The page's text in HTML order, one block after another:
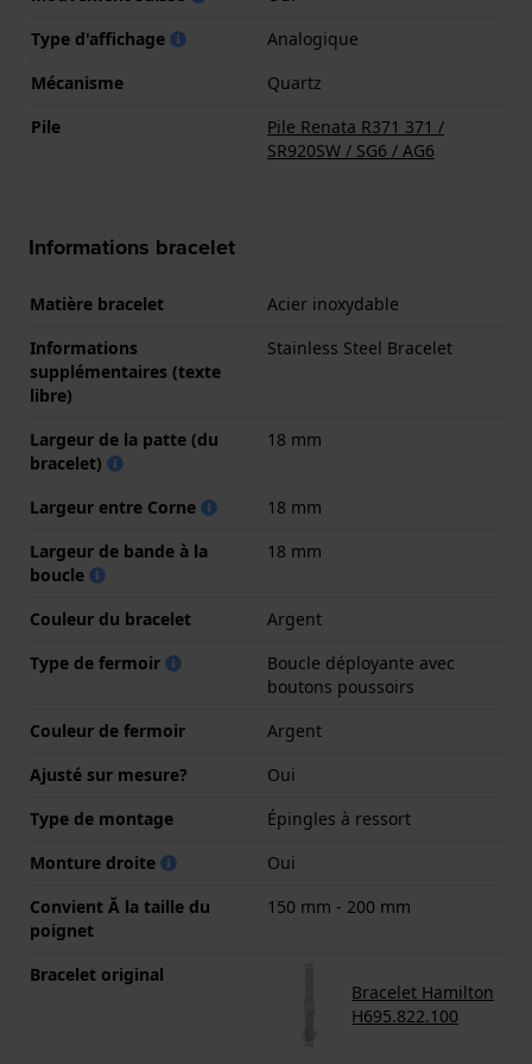
Type d'affichage
Analogique
Mécanisme
Quartz
Pile
Pile Renata R371 371 /
SR920SW / SG6 / AG6
Informations bracelet
Matière bracelet
Acier inoxydable
Informations
supplémentaires (texte
libre)
Stainless Steel Bracelet
Largeur de la patte (du
bracelet)
18 mm
Largeur entre Corne
18 mm
Largeur de bande à la
boucle
18 mm
Couleur du bracelet
Argent
Type de fermoir
Boucle déployante avec
boutons poussoirs
Couleur de fermoir
Argent
Ajusté sur mesure?
Oui
Type de montage
Épingles à ressort
Monture droite
Oui
Convient Ă la taille du
poignet
150 mm - 200 mm
Bracelet original
Bracelet Hamilton
H695.822.100